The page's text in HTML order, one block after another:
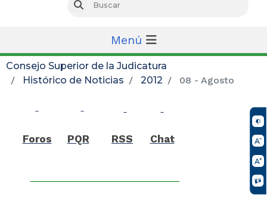
Buscar
Menú
Consejo Superior de la Judicatura
Histórico de Noticias
2012 08 - Agosto
Foros PQR RSS Chat